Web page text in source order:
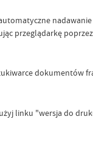
przeglądarkę
dokumentów
linku "wersja do